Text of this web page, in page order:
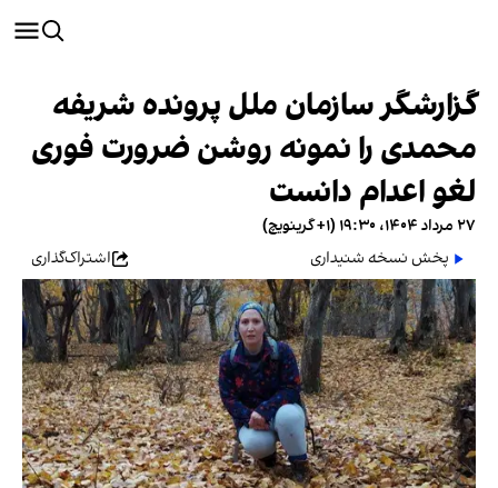
گزارشگر سازمان ملل پرونده شریفه
محمدی را نمونه روشن ضرورت فوری
لغو اعدام دانست
۲۷ مرداد ۱۴۰۴، ۱۹:۳۰ (‎+۱ گرینویچ)
پخش نسخه شنیداری
اشتراک‌گذاری